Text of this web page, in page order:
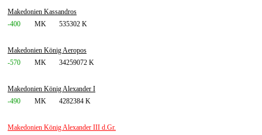
Makedonien Kassandros
-400
MK 535302 K
Makedonien König Aeropos
-570
MK 34259072 K
Makedonien König Alexander I
-490
MK 4282384 K
Makedonien König Alexander III d.Gr.